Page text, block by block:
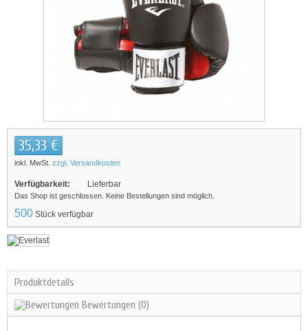
35,33 €
inkl. MwSt. zzgl. Versandkosten
Verfügbarkeit: Lieferbar
Das Shop ist geschlossen. Keine Bestellungen sind möglich.
500 Stück verfügbar
Produktdetails
Bewertungen (0)